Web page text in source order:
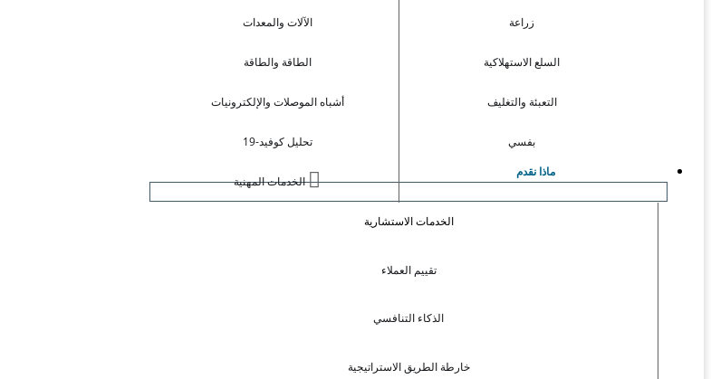
الآلات والمعدات
الطاقة والطاقة
أشباه الموصلات والإلكترونيات
تحليل كوفيد-19
الخدمات المهنية
زراعة
السلع الاستهلاكية
التعبئة والتغليف
بفسي
ماذا نقدم
الخدمات الاستشارية
تقييم العملاء
الذكاء التنافسي
خارطة الطريق الاستراتيجية